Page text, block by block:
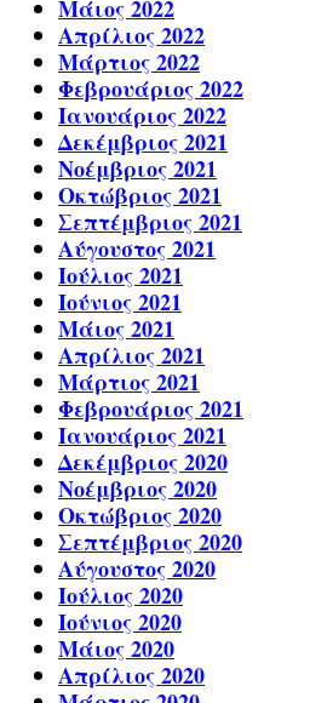
Μάιος 2022
Απρίλιος 2022
Μάρτιος 2022
Φεβρουάριος 2022
Ιανουάριος 2022
Δεκέμβριος 2021
Νοέμβριος 2021
Οκτώβριος 2021
Σεπτέμβριος 2021
Αύγουστος 2021
Ιούλιος 2021
Ιούνιος 2021
Μάιος 2021
Απρίλιος 2021
Μάρτιος 2021
Φεβρουάριος 2021
Ιανουάριος 2021
Δεκέμβριος 2020
Νοέμβριος 2020
Οκτώβριος 2020
Σεπτέμβριος 2020
Αύγουστος 2020
Ιούλιος 2020
Ιούνιος 2020
Μάιος 2020
Απρίλιος 2020